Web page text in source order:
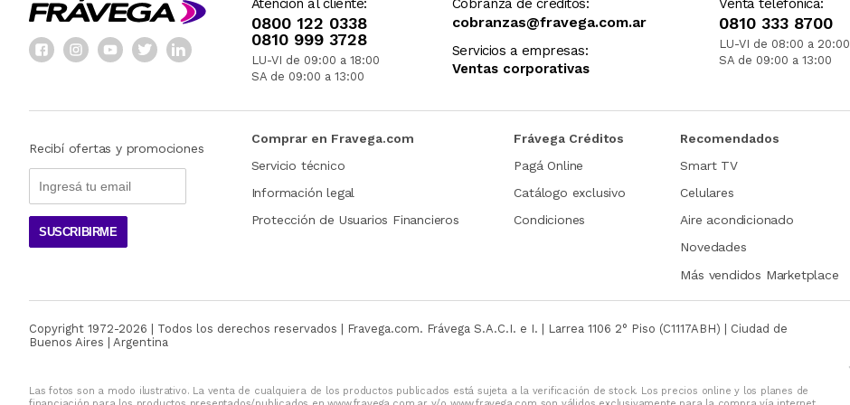
0800 122 0338
0810 999 3728
LU-VI de 09:00 a 18:00
SA de 09:00 a 13:00
cobranzas@fravega.com.ar
Servicios a empresas:
Ventas corporativas
0810 333 8700
LU-VI de 08:00 a 20:00
SA de 09:00 a 13:00
Recibí ofertas y promociones
SUSCRIBIRME
Comprar en Fravega.com
Servicio técnico
Información legal
Protección de Usuarios Financieros
Frávega Créditos
Pagá Online
Catálogo exclusivo
Condiciones
Recomendados
Smart TV
Celulares
Aire acondicionado
Novedades
Más vendidos Marketplace
Copyright 1972-2026 | Todos los derechos reservados | Fravega.com. Frávega S.A.C.I. e I. | Larrea 1106 2° Piso (C1117ABH) | Ciudad de
Buenos Aires | Argentina
Las fotos son a modo ilustrativo. La venta de cualquiera de los productos publicados está sujeta a la verificación de stock. Los precios online y los planes de